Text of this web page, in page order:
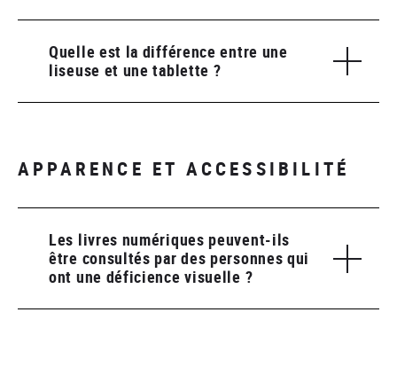
Quelle est la différence entre une
liseuse et une tablette ?
APPARENCE ET ACCESSIBILITÉ
Les livres numériques peuvent-ils
être consultés par des personnes qui
ont une déficience visuelle ?